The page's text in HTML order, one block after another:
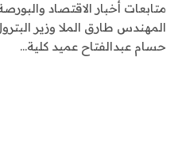
متابعات أخبار الاقتصاد
المهندس طارق الملا وزير
حسام عبدالفتاح عميد كلية…